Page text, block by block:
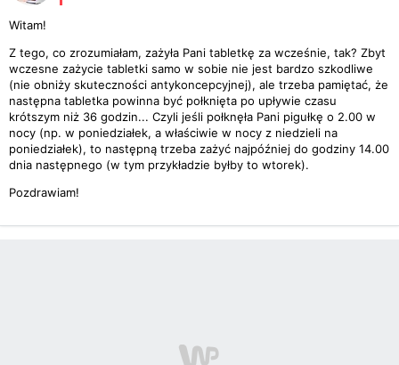
Witam!
Z tego, co zrozumiałam, zażyła Pani tabletkę za wcześnie, tak? Zbyt
wczesne zażycie tabletki samo w sobie nie jest bardzo szkodliwe
(nie obniży skuteczności antykoncepcyjnej), ale trzeba pamiętać, że
następna tabletka powinna być połknięta po upływie czasu
krótszym niż 36 godzin... Czyli jeśli połknęła Pani pigułkę o 2.00 w
nocy (np. w poniedziałek, a właściwie w nocy z niedzieli na
poniedziałek), to następną trzeba zażyć najpóźniej do godziny 14.00
dnia następnego (w tym przykładzie byłby to wtorek).
Pozdrawiam!